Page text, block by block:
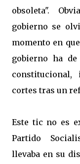
obsoleta".
gobierno se
momento en
gobierno ha
cortes tras un
Este tic no es
Partido
llevaba en su